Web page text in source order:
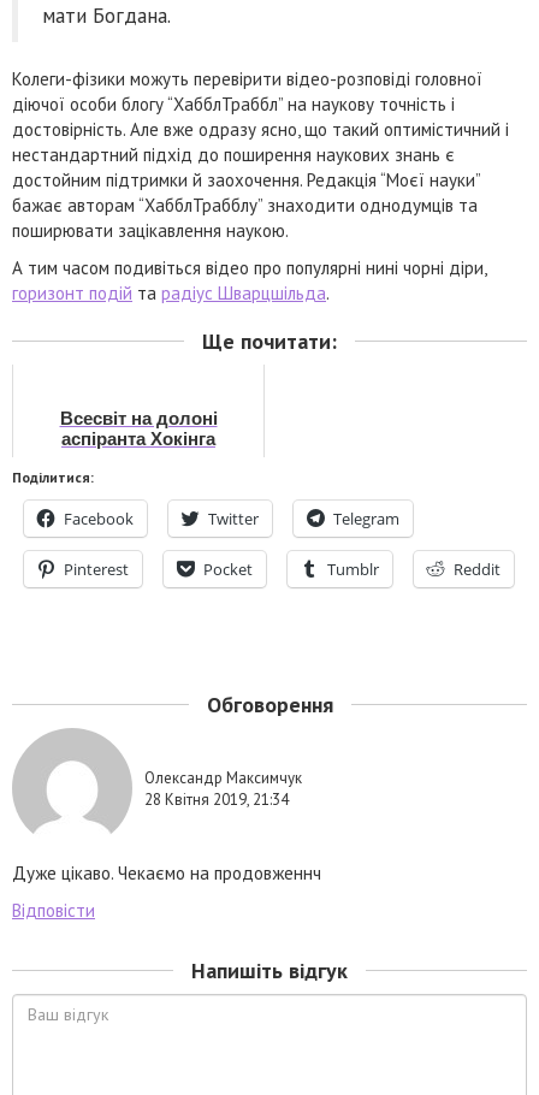
мати Богдана.
Колеги-фізики можуть перевірити відео-розповіді головної
діючої особи блогу “ХабблТраббл” на наукову точність і
достовірність. Але вже одразу ясно, що такий оптимістичний і
нестандартний підхід до поширення наукових знань є
достойним підтримки й заохочення. Редакція “Моєї науки”
бажає авторам “ХабблТрабблу” знаходити однодумців та
поширювати зацікавлення наукою.
А тим часом подивіться відео про популярні нині чорні діри,
горизонт подій та радіус Шварцшільда.
Ще почитати:
Всесвіт на долоні
аспіранта Хокінга
Поділитися:
Facebook Twitter Telegram
Pinterest Pocket Tumblr Reddit
Обговорення
Олександр Максимчук
28 Квітня 2019, 21:34
Дуже цікаво. Чекаємо на продовженнч
Відповісти
Напишіть відгук